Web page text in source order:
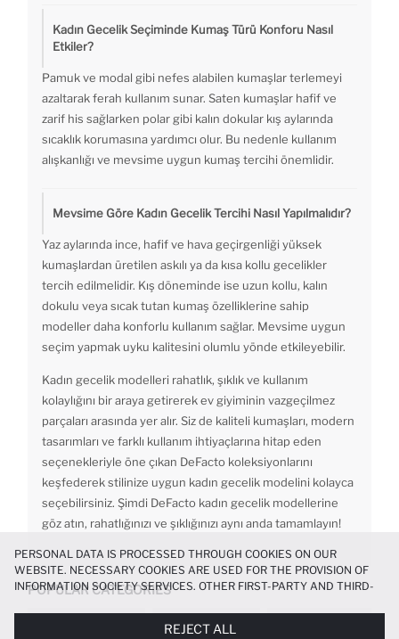
Kadın Gecelik Seçiminde Kumaş Türü Konforu Nasıl
Etkiler?
Pamuk ve modal gibi nefes alabilen kumaşlar terlemeyi
azaltarak ferah kullanım sunar. Saten kumaşlar hafif ve
zarif his sağlarken polar gibi kalın dokular kış aylarında
sıcaklık korumasına yardımcı olur. Bu nedenle kullanım
alışkanlığı ve mevsime uygun kumaş tercihi önemlidir.
Mevsime Göre Kadın Gecelik Tercihi Nasıl Yapılmalıdır?
Yaz aylarında ince, hafif ve hava geçirgenliği yüksek
kumaşlardan üretilen askılı ya da kısa kollu gecelikler
tercih edilmelidir. Kış döneminde ise uzun kollu, kalın
dokulu veya sıcak tutan kumaş özelliklerine sahip
modeller daha konforlu kullanım sağlar. Mevsime uygun
seçim yapmak uyku kalitesini olumlu yönde etkileyebilir.
Kadın gecelik modelleri rahatlık, şıklık ve kullanım
kolaylığını bir araya getirerek ev giyiminin vazgeçilmez
parçaları arasında yer alır. Siz de kaliteli kumaşları, modern
tasarımları ve farklı kullanım ihtiyaçlarına hitap eden
seçenekleriyle öne çıkan DeFacto koleksiyonlarını
keşfederek stilinize uygun kadın gecelik modelini kolayca
seçebilirsiniz. Şimdi DeFacto kadın gecelik modellerine
göz atın, rahatlığınızı ve şıklığınızı aynı anda tamamlayın!
POPULAR CATEGORIES
ABIYE ELBISE
PERSONAL DATA IS PROCESSED THROUGH COOKIES ON OUR
WEBSITE. NECESSARY COOKIES ARE USED FOR THE PROVISION OF
INFORMATION SOCIETY SERVICES. OTHER FIRST-PARTY AND THIRD-
MORE FUNCTIONAL AND PERSONALIZED, AND—IF YOU GIVE YOUR
REJECT ALL